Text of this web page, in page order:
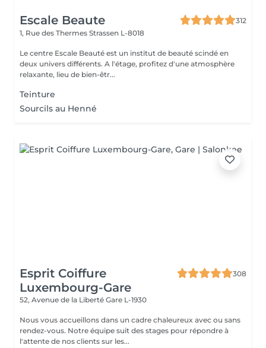
Escale Beaute
312
1, Rue des Thermes Strassen L-8018
Le centre Escale Beauté est un institut de beauté scindé en
deux univers différents. A l'étage, profitez d'une atmosphère
relaxante, lieu de bien-êtr...
Teinture
Sourcils au Henné
Esprit Coiffure
Luxembourg-Gare
308
52, Avenue de la Liberté Gare L-1930
Nous vous accueillons dans un cadre chaleureux avec ou sans
rendez-vous. Notre équipe suit des stages pour répondre à
l'attente de nos clients sur les...